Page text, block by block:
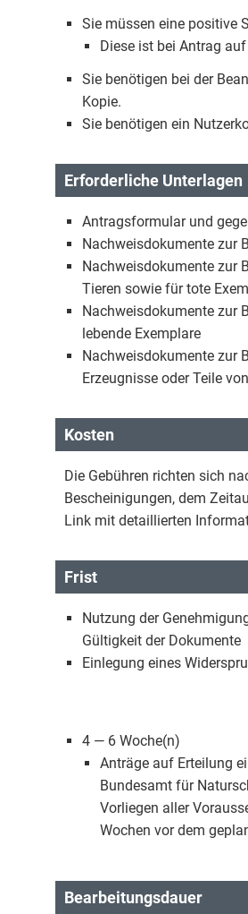
Sie müssen eine positive
Diese ist bei Antrag
Sie benötigen bei der
Kopie.
Sie benötigen ein
Erforderliche Unterlagen
Antragsformular und
Nachweisdokumente zur
Nachweisdokumente zur
Tieren sowie für tote
Nachweisdokumente zur
lebende Exemplare
Nachweisdokumente zur
Erzeugnisse oder Teile
Kosten
Die Gebühren richten sich
Bescheinigungen, dem
Link mit detaillierten
Frist
Nutzung der
Gültigkeit der Dokumente
Einlegung eines
4 — 6 Woche(n)
Anträge auf Erteilung
Bundesamt für
Vorliegen aller
Wochen vor dem
Bearbeitungsdauer